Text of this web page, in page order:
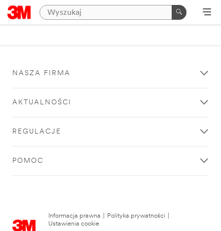
NASZA FIRMA
AKTUALNOŚCI
REGULACJE
POMOC
Informacja prawna Polityka prywatności
Ustawienia cookie